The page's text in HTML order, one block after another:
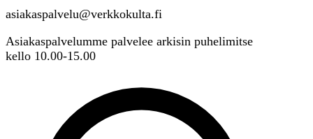
asiakaspalvelu@verkkokulta.fi
Asiakaspalvelumme palvelee arkisin puhelimitse
kello 10.00-15.00